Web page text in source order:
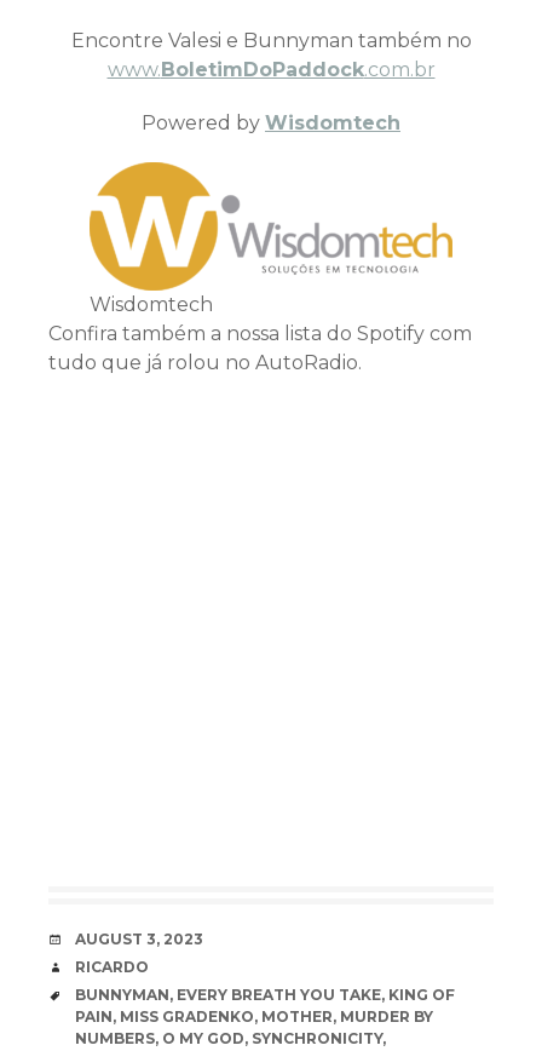
Encontre Valesi e Bunnyman também no
www.BoletimDoPaddock.com.br
Powered by Wisdomtech
Wisdomtech
Confira também a nossa lista do Spotify com
tudo que já rolou no AutoRadio.
DATE
AUGUST 3, 2023
AUTHOR
RICARDO
TAGS
BUNNYMAN, EVERY BREATH YOU TAKE, KING OF
PAIN, MISS GRADENKO, MOTHER, MURDER BY
NUMBERS, O MY GOD, SYNCHRONICITY,